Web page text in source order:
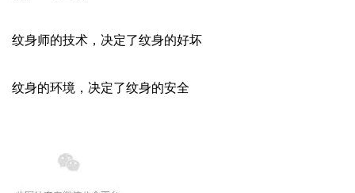
纹身师的技术，决定了纹身的好坏
纹身的环境，决定了纹身的安全